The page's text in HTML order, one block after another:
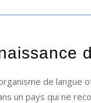
de langue
un pays qui ne